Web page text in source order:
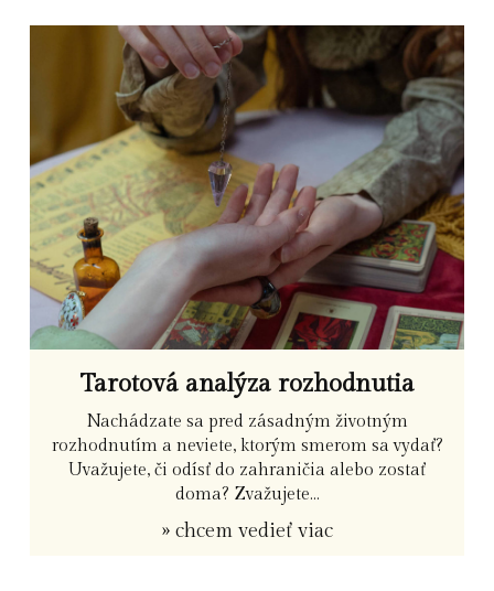
Tarotová analýza rozhodnutia
Nachádzate sa pred zásadným životným
rozhodnutím a neviete, ktorým smerom sa vydať?
Uvažujete, či odísť do zahraničia alebo zostať
doma? Zvažujete...
» chcem vedieť viac